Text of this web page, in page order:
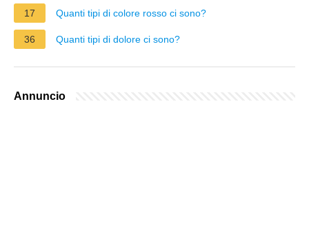
17 Quanti tipi di colore rosso ci sono?
36 Quanti tipi di dolore ci sono?
Annuncio